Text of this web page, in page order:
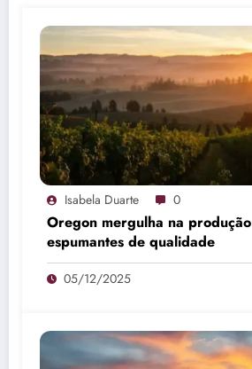
Isabela Duarte 0
Oregon mergulha na
espumantes de qualidade
05/12/2025